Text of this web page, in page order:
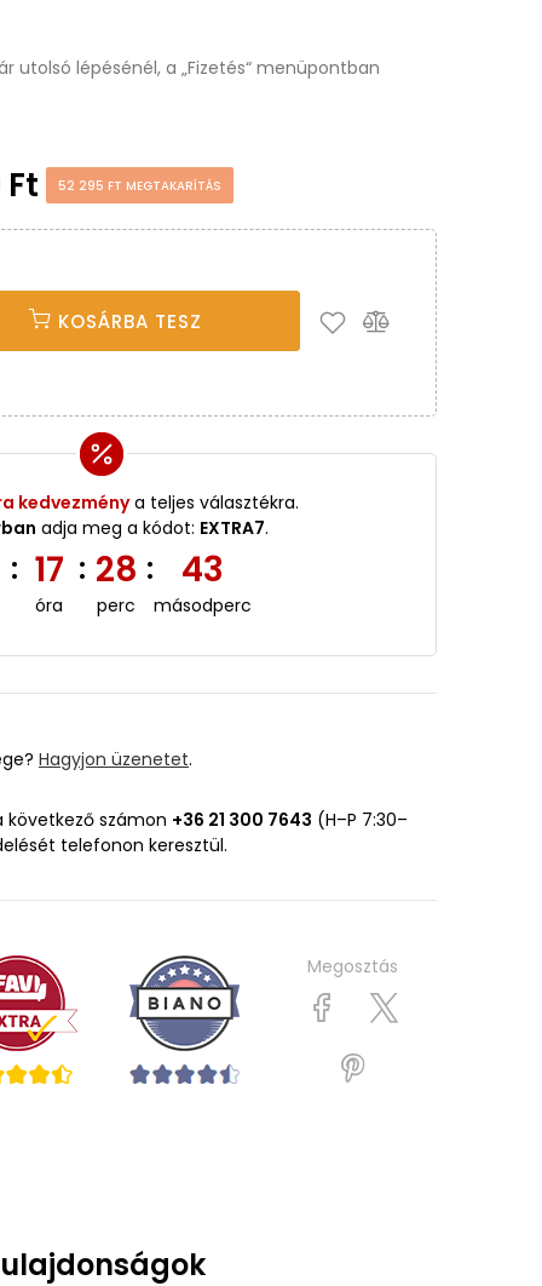
utolsó lépésénél, a „Fizetés“ menüpontban
52 295 FT MEGTAKARÍTÁS
KOSÁRBA TESZ
kedvezménya teljes választékra.
adja meg a kódot: EXTRA7.
: 17
óra
: 28
perc
: 42
másodperc
Hagyjon üzenetet.
számon +36 21 300 7643 (H–P 7:30–
telefonon keresztül.
Megosztás